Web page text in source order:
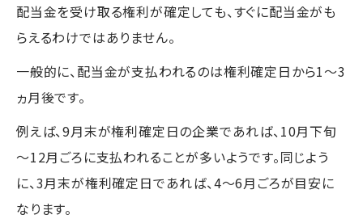
配当金を受け取る権利が確定しても、すぐに配当金がも
らえるわけではありません。
一般的に、配当金が支払われるのは権利確定日から1～3
ヵ月後です。
例えば、9月末が権利確定日の企業であれば、10月下旬
～12月ごろに支払われることが多いようです。同じよう
に、3月末が権利確定日であれば、4～6月ごろが目安に
なります。